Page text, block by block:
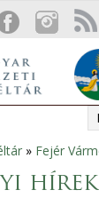
» Fejér
hírek